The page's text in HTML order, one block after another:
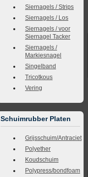
Siernagels / Strips
Siernagels / Los
Siernagels / voor
Siernagel Tacker
Siernagels /
Markiesnagel
Singelband
Tricotkous
Vering
Schuimrubber Platen
Grijsschuim/Antraciet
Polyether
Koudschuim
Polypress/bondfoam